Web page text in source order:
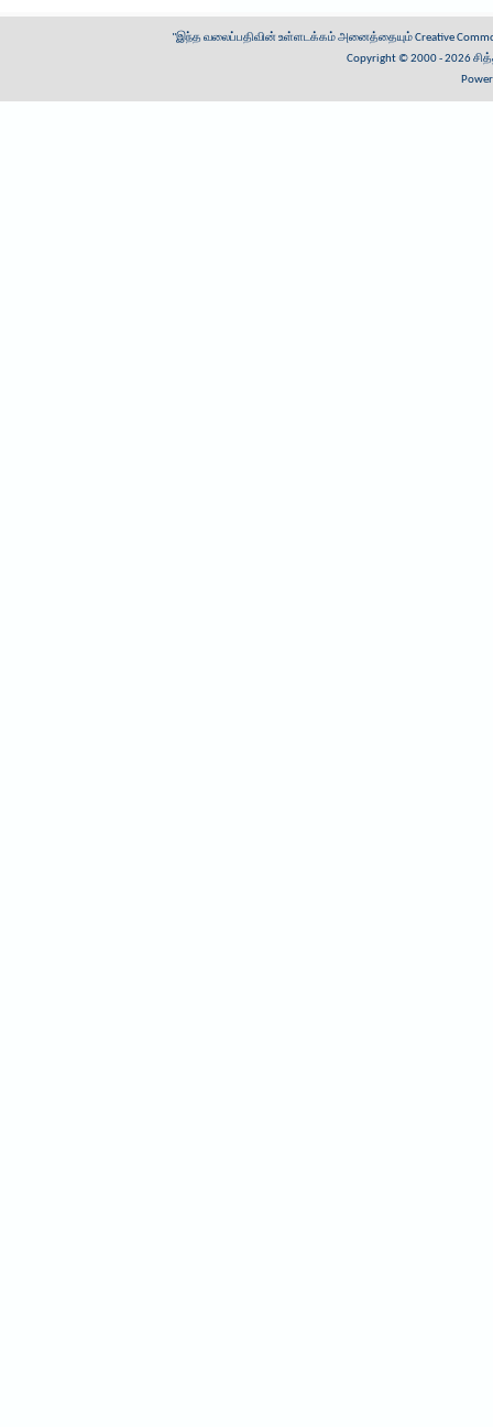
"இந்த வலைப்பதிவின் உள்ளடக்கம் அனைத்தையும்Creative
Copyright © 2000 - 2026